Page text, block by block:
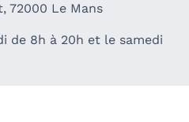
72000 Le Mans
de 8h à 20h et le samedi